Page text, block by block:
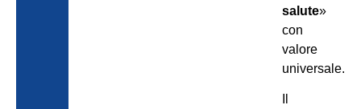
salute»
con
valore
universale.